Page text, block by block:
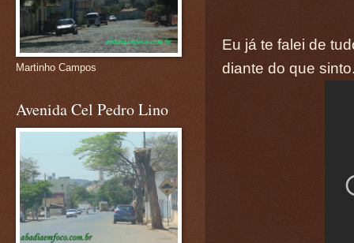
Eu já te falei de
diante do que
Martinho Campos
Avenida Cel Pedro Lino